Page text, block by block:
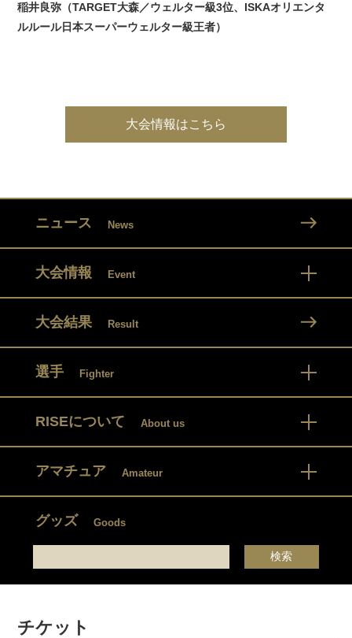
稲井良弥（TARGET大森／ウェルター級3位、 ISKAオリエンタ
ルルール日本スーパーウェルター級王者）
大会情報はこちら
ニュース News
大会情報 Event
大会結果 Result
選手 Fighter
RISEについて About us
アマチュア Amateur
グッズ Goods
チケット